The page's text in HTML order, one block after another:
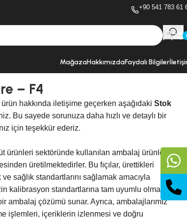
+90 541 783 61
MağazaHakkımızdaFaydalı Bilgiler
– F4
hakkında iletişime geçerken aşağıdakiStok
Bu sayede sorunuza daha hızlı ve detaylı bir
için teşekkür ederiz.
ürünleri sektöründe kullanılan ambalaj ürünleridir
üretilmektedirler. Bu fıçılar, ürettikleri
sağlık standartlarını sağlamak amacıyla
kalibrasyon standartlarına tam uyumlu olması,
ambalaj çözümü sunar. Ayrıca, ambalajlarımız
işlemleri, içeriklerin izlenmesi ve doğru